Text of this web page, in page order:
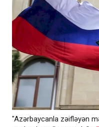
"Azərbaycanla zəifləyən